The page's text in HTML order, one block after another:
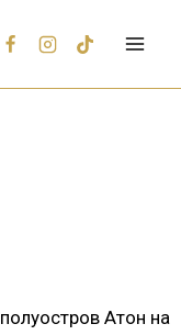
Атон на